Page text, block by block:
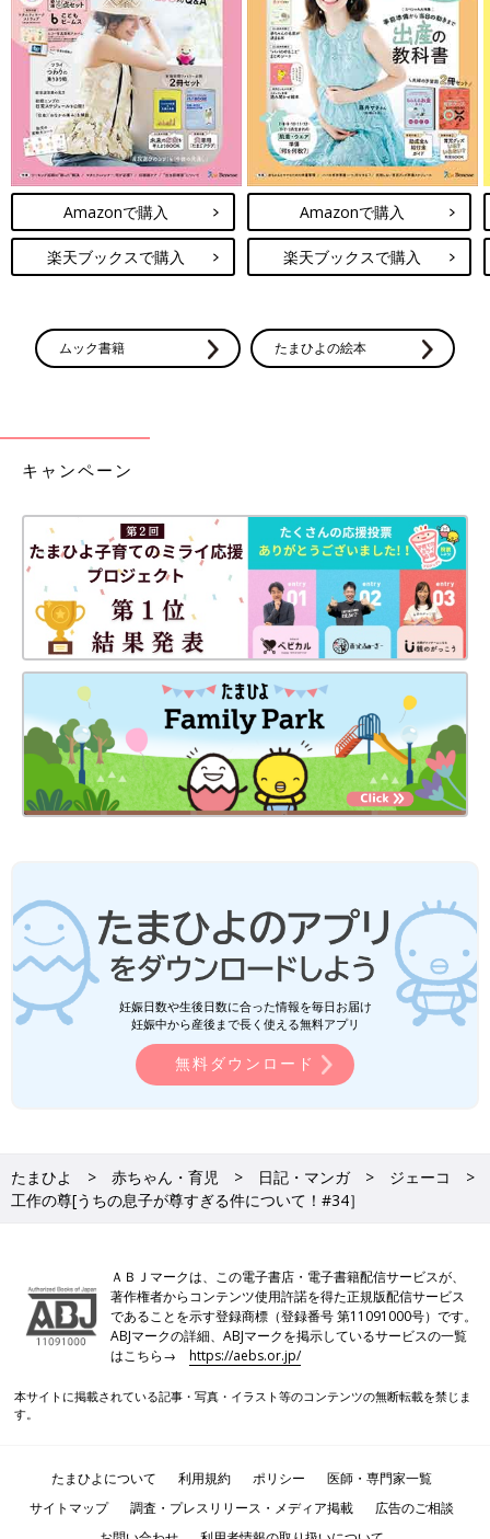
と声をかけたからか、切り終わるまでずっと
「はみでないよーにっ」
はさみも上手に使えるようになってきて
成長を感じました^_^
今回も読んでくださりありがとうございます♪
次回も読んでくれると嬉しいです。
【ジェーコの「うちの息子が尊すぎる件について！」】の今まで
たまひよONLINEの育児マンガ一覧はこちら
ジェーコのインスタグラムはこちらから
Amazonで購入
楽天ブックスで購入
Amazonで購入
楽天ブックスで購入
ムック書籍 たまひよの絵本
キャンペーン
妊娠日数や生後日数に合った情報を毎日お届け
妊娠中から産後まで長く使える無料アプリ
無料ダウンロード
たまひよ 赤ちゃん・育児 日記・マンガ
ジェーコ
工作の尊[うちの息子が尊すぎる件について！#34］
ＡＢＪマークは、この電子書店・電子書籍配信サービスが、
著作権者からコンテンツ使用許諾を得た正規版配信サービス
であることを示す登録商標（登録番号 第11091000号）です。
ABJマークの詳細、ABJマークを掲示しているサービスの一覧
はこちら→https://aebs.or.jp/
本サイトに掲載されている記事・写真・イラスト等のコンテンツの無断転載を禁じま
す。
たまひよについて 利用規約 ポリシー
医師・専門家一覧
サイトマップ
調査・プレスリリース・メディア掲載
広告のご相談